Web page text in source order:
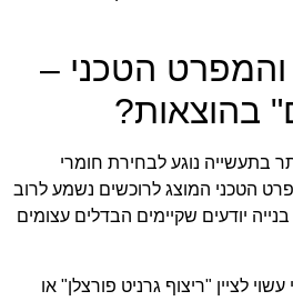
והמפרט הטכני –
בהוצאות?
בתעשייה נוגע לבחירת חומרי
הטכני המוצג לרוכשים נשמע לרוב
יודעים שקיימים הבדלים עצומים
לציין "ריצוף גרניט פורצלן" או